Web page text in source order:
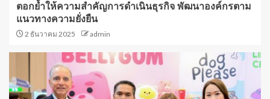
ตอกย้ำให้ความสำคัญการดำเนินธุรกิจ พัฒนาองค์กรตาม
แนวทางความยั่งยืน
2 ธันวาคม 2025 admin